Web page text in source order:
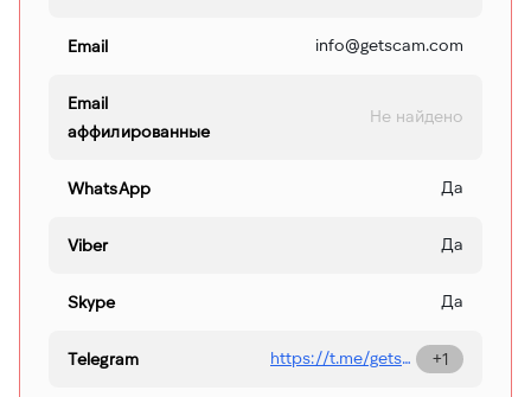
Еmail info@getscam.com
Email
аффилированные
Не найдено
WhatsApp Да
Viber Да
Skype Да
Telegram https://t.me/getscambot +1